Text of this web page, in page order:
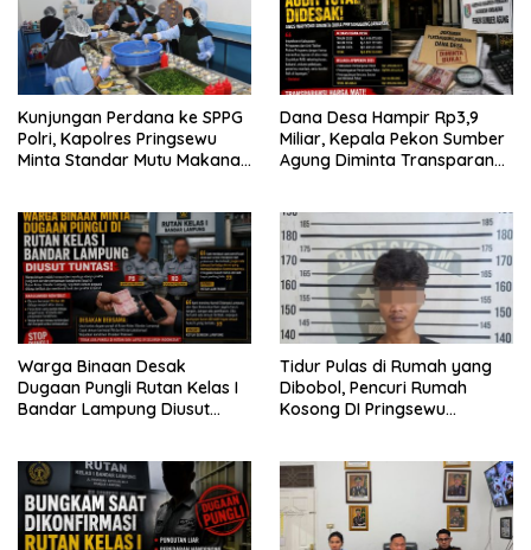
Kunjungan Perdana ke SPPG
Polri, Kapolres Pringsewu
Minta Standar Mutu Makanan
Dana Desa Hampir Rp3,9
Miliar, Kepala Pekon Sumber
Agung Diminta Transparan
Warga Binaan Desak
Dugaan Pungli Rutan Kelas I
Bandar Lampung Diusut
Tidur Pulas di Rumah yang
Dibobol, Pencuri Rumah
Kosong DI Pringsewu